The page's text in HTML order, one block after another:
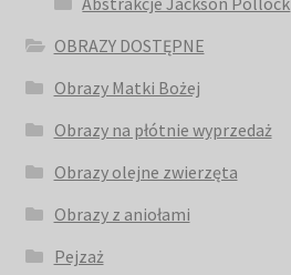
OBRAZY DOSTĘPNE
Obrazy Matki Bożej
Obrazy na płótnie wyprzedaż
Obrazy olejne zwierzęta
Obrazy z aniołami
Pejzaż